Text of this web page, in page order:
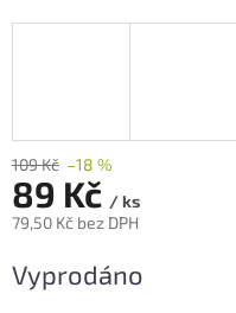
109 Kč –18 %
89 Kč / ks
79,50 Kč bez DPH
cena:
Vyprodáno